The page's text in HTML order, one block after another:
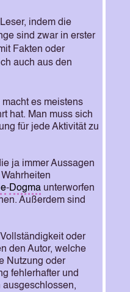
indem die
sind zwar in erster
Fakten oder
auch aus den
es meistens
hat. Man muss sich
für jede Aktivität zu
ja immer Aussagen
-Dogma unterworfen
Außerdem sind
oder
den Autor, welche
Nutzung oder
fehlerhafter und
ausgeschlossen,